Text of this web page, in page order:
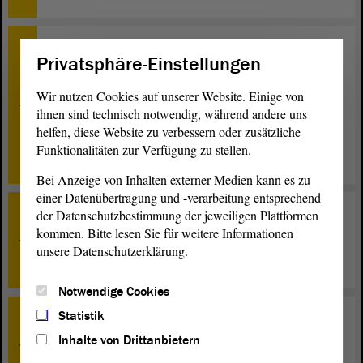
a) Bestimmung von drei Vertreterinnen und Vertretern
in den Rundfunkrat des Mitteldeutschen Rundfunks
(MDR) - Beratung; b) Bestimmung von zwei
gesellschaftlich bedeutsamen Organisationen und
Gruppen für die Entsendung in den Rundfunkrat des
Mitteldeutschen Rundfunks (MDR) - Beratung
TOP 10
Bestimmung von acht weiteren gesellschaftlich
bedeutsamen Organisationen für die Mitgliedschaft in
der Versammlung der Landesmedienanstalt - Beratung
TOP 11
Den Worten des Ministerpräsidenten Dr. Haseloff Taten
Privatsphäre-Einstellungen
Wir nutzen Cookies auf unserer Website. Einige von
ihnen sind technisch notwendig, während andere uns
helfen, diese Website zu verbessern oder zusätzliche
Funktionalitäten zur Verfügung zu stellen.
Bei Anzeige von Inhalten externer Medien kann es zu
einer Datenübertragung und -verarbeitung entsprechend
der Datenschutzbestimmung der jeweiligen Plattformen
kommen. Bitte lesen Sie für weitere Informationen
unsere Datenschutzerklärung.
Notwendige Cookies
Statistik
Inhalte von Drittanbietern